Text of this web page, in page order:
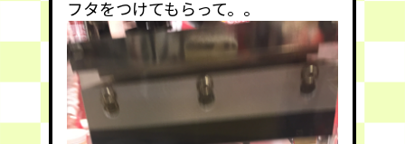
フタをつけてもらって。。